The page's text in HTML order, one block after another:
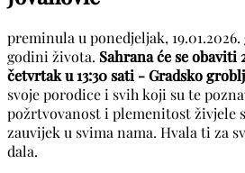
preminula u ponedjeljak, 19.01.2026.
godini života. Sahrana će se obaviti
četvrtak u 13:30 sati - Gradsko
svoje porodice i svih koji su te
požrtvovanost i plemenitost živjele
zauvijek u svima nama. Hvala ti za
dala.